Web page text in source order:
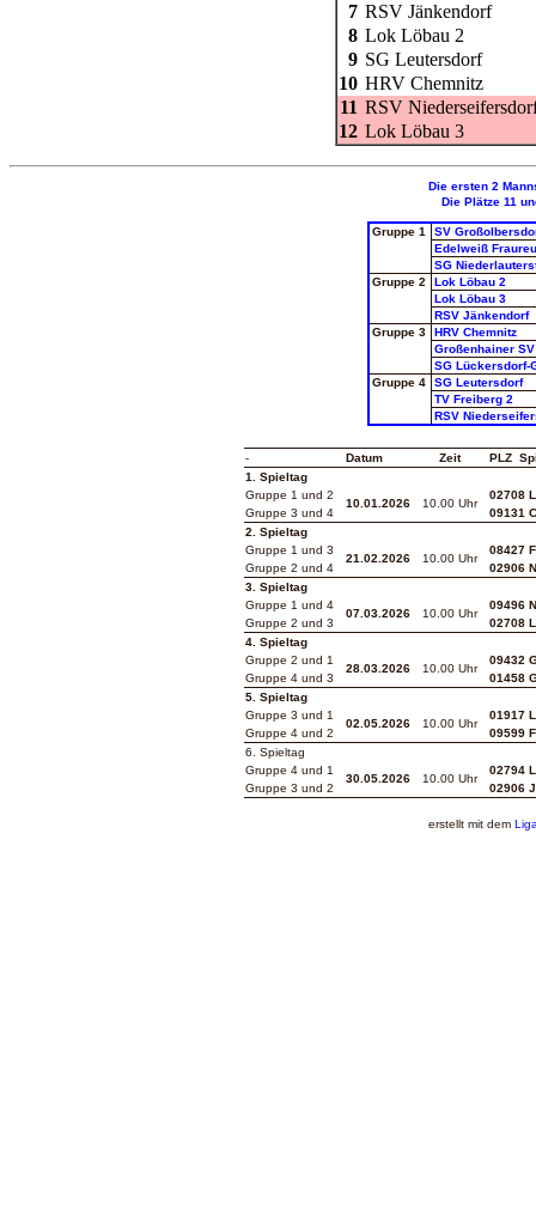
7 RSV Jänkendorf
8 Lok Löbau 2
9 SG Leutersdorf
10 HRV Chemnitz
11 RSV
12 Lok Löbau 3
Die ersten 2
Die Plätze 11
Gruppe 1
SV
Edelweiß
SG
Gruppe 2
Lok Löbau 2
Lok Löbau 3
RSV Jänkendorf
Gruppe 3
HRV Chemnitz
Großenhainer SV
SG Lückersdorf-
Gruppe 4
SG Leutersdorf
TV Freiberg 2
RSV
- Datum Zeit
PLZ
1. Spieltag
Gruppe 1 und 2
10.01.2026 10.00 Uhr
02708
Gruppe 3 und 4
09131
2. Spieltag
Gruppe 1 und 3
21.02.2026 10.00 Uhr
08427
Gruppe 2 und 4
02906
3. Spieltag
Gruppe 1 und 4
07.03.2026 10.00 Uhr
09496
Gruppe 2 und 3
02708
4. Spieltag
Gruppe 2 und 1
28.03.2026 10.00 Uhr
09432
Gruppe 4 und 3
01458
5. Spieltag
Gruppe 3 und 1
02.05.2026 10.00 Uhr
01917
Gruppe 4 und 2
09599
6. Spieltag
Gruppe 4 und 1
30.05.2026 10.00 Uhr
02794
Gruppe 3 und 2
02906
erstellt mit dem